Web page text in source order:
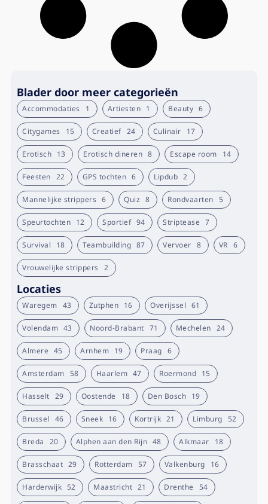
Blader door meer categorieën
Accommodaties 1 Artiesten 1 Beauty 6
Citygames 15 Creatief 24 Culinair 17
Erotisch 13 Erotisch dineren 8 Escape room 14
Feesten 22 GPS tochten 6 Lipdub 2
Mannelijke strippers 6 Quiz 8 Rondvaarten 5
Speurtochten 12 Sportief 94 Striptease 7
Survival 18 Teambuilding 87 Vervoer 8 VR 6
Vrouwelijke strippers 2
Locaties
Waregem 43 Zutphen 16 Overijssel 61
Volendam 43 Noord-Brabant 71 Mechelen 24
Almere 45 Arnhem 19 Praag 6
Amsterdam 58 Haarlem 47 Roermond 15
Hasselt 29 Oostende 18 Den Bosch 19
Brussel 46 Sneek 16 Kortrijk 21 Limburg 52
Breda 20 Alphen aan den Rijn 48 Alkmaar 18
Brasschaat 29 Rotterdam 57 Valkenburg 16
Harderwijk 52 Maastricht 21 Drenthe 54